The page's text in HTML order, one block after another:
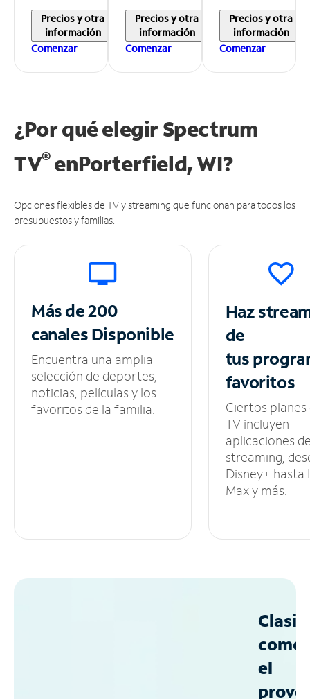
Precios y otra
información
Comenzar
Precios y otra
información
Comenzar
Precios y otra
información
Comenzar
¿Por qué elegir Spectrum
TV®enPorterfield, WI?
Opciones flexibles de TV y streaming que funcionan para todos los
presupuestos y familias.
Más de 200
canalesDisponible
Encuentra una amplia
selección de deportes,
noticias, películas y los
favoritos de la familia.
Haz
de
tus
favoritos
Ciertos planes
TV incluyen
aplicaciones
streaming,
Disney+ hasta
Max y más.
como
el